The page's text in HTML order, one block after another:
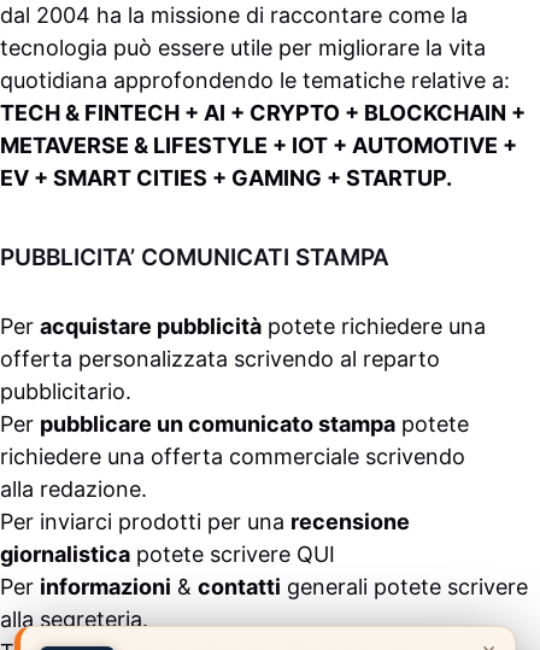
dal 2004 ha la missione di raccontare come la
tecnologia può essere utile per migliorare la vita
quotidiana approfondendo le tematiche relative a:
TECH & FINTECH + AI + CRYPTO + BLOCKCHAIN +
METAVERSE & LIFESTYLE + IOT + AUTOMOTIVE +
EV + SMART CITIES + GAMING + STARTUP.
PUBBLICITA’ COMUNICATI STAMPA
Per acquistare pubblicità potete richiedere una
offerta personalizzata scrivendo al reparto
pubblicitario.
Per pubblicare un comunicato stampa potete
richiedere una offerta commerciale scrivendo
alla redazione.
Per inviarci prodotti per una recensione
giornalistica potete scrivere QUI
Per informazioni & contatti generali potete scrivere
alla segreteria.